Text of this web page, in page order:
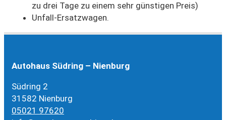
zu drei Tage zu einem sehr günstigen Preis)
Unfall-Ersatzwagen.
Autohaus Südring – Nienburg
Südring 2
31582 Nienburg
05021 97620